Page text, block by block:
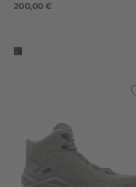
200,00 €